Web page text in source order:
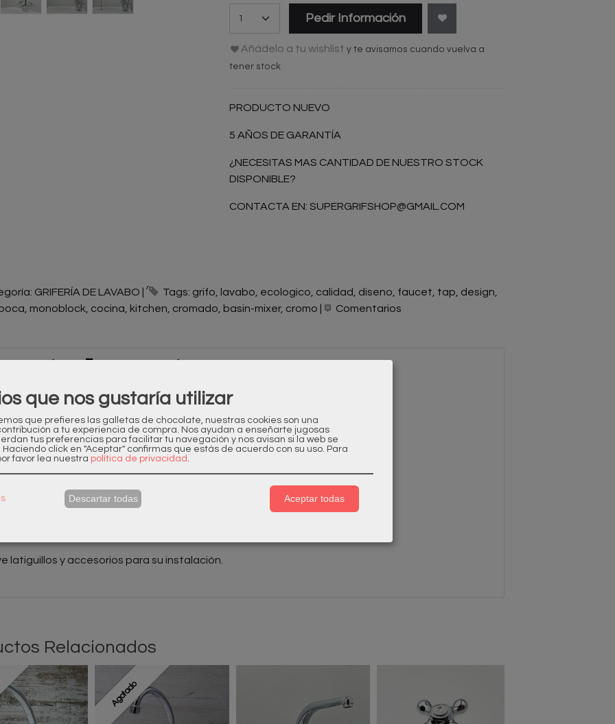
Pedir Información
Añádelo a tu wishlist y te avisamos cuando vuelva a
tener stock
PRODUCTO NUEVO
5 AÑOS DE GARANTÍA
¿NECESITAS MAS CANTIDAD DE NUESTRO STOCK
DISPONIBLE?
CONTACTA EN: SUPERGRIFSHOP@GMAIL.COM
GRIFERÍA DE LAVABO Tags: grifo lavabo ecologico calidad diseno faucet tap design
monoblock cocina kitchen cromado basin-mixer cromo Comentarios
Epoca
Cocina
latiguillos y accesorios para su instalación.
Relacionados
Agotado
que nos gustaría utilizar
que prefieres las galletas de chocolate, nuestras cookies son una
a tu experiencia de compra. Nos ayudan a enseñarte jugosas
tus preferencias para facilitar tu navegación y nos avisan si la web se
click en "Aceptar" confirmas que estás de acuerdo con su uso. Para
favor lea nuestra política de privacidad .
Descartar todas Aceptar todas